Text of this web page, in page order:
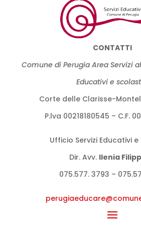
CONTATTI
Comune di Perugia Area Servizi
Educativi e
Corte delle Clarisse-
P.lva 00218180545 – C.F.
Ufficio Servizi Educativi
Dir. Avv. llenia
075.577. 3793 –